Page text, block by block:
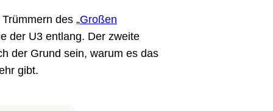
des „Großen
der U3 entlang. Der zweite
der Grund sein, warum es das
gibt.